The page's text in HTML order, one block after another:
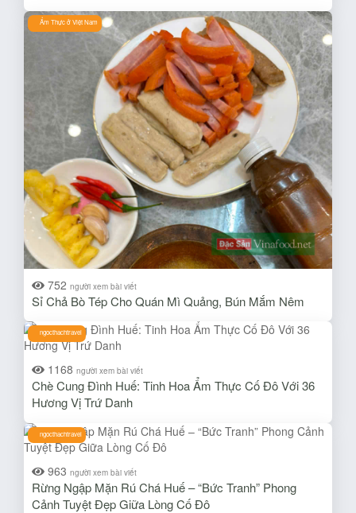
Ẩm Thực ở Việt Nam
752 người xem bài viết
Sỉ Chả Bò Tép Cho Quán Mì Quảng, Bún Mắm Nêm
ngocthachtravel
1168 người xem bài viết
Chè Cung Đình Huế: Tinh Hoa Ẩm Thực Cố Đô Với 36
Hương Vị Trứ Danh
ngocthachtravel
963 người xem bài viết
Rừng Ngập Mặn Rú Chá Huế – “Bức Tranh” Phong
Cảnh Tuyệt Đẹp Giữa Lòng Cố Đô